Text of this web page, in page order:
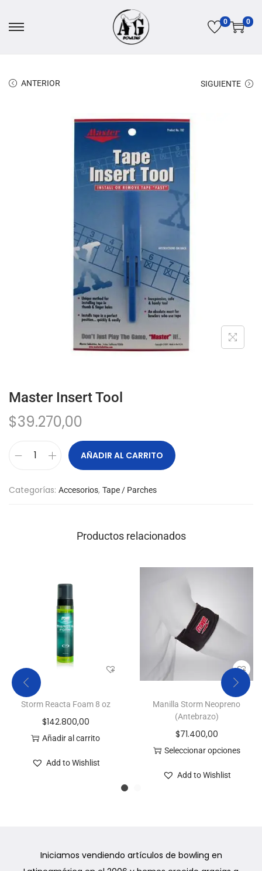
0 0
ANTERIOR SIGUIENTE
Master Insert Tool
$39.270,00
AÑADIR AL CARRITO
Categorías: Accesorios, Tape / Parches
Productos relacionados
Storm Reacta Foam 8 oz
$142.800,00
Añadir al carrito
Add to Wishlist
Manilla Storm Neopreno
(Antebrazo)
$71.400,00
Seleccionar opciones
Add to Wishlist
Iniciamos vendiendo artículos de bowling en